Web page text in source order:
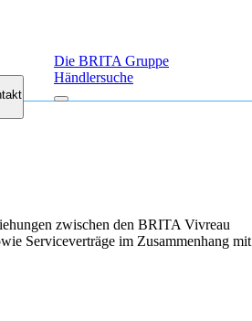
Die BRITA Gruppe
Händlersuche
zwischen den BRITA Vivreau
Serviceverträge im Zusammenhang mit